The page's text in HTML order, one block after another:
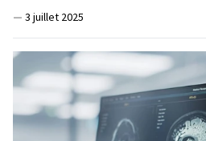
— 3 juillet 2025